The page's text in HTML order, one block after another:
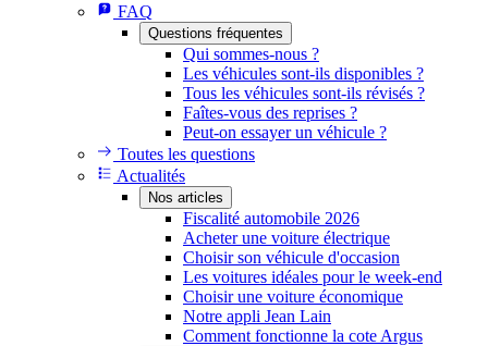
FAQ
Questions fréquentes
Qui sommes-nous ?
Les véhicules sont-ils disponibles ?
Tous les véhicules sont-ils révisés ?
Faîtes-vous des reprises ?
Peut-on essayer un véhicule ?
Toutes les questions
Actualités
Nos articles
Fiscalité automobile 2026
Acheter une voiture électrique
Choisir son véhicule d'occasion
Les voitures idéales pour le week-end
Choisir une voiture économique
Notre appli Jean Lain
Comment fonctionne la cote Argus